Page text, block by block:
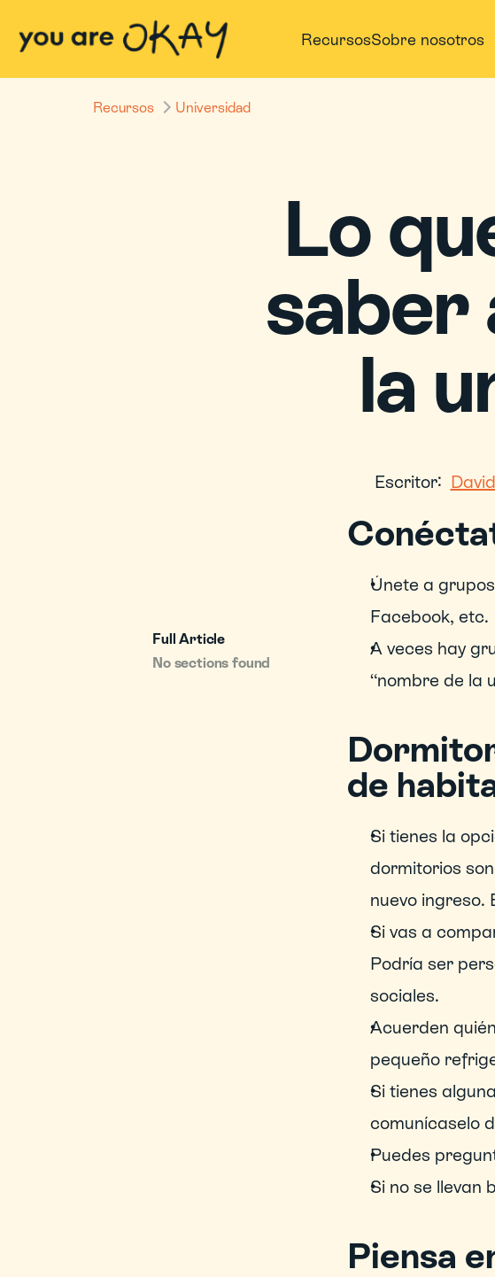
RecursosSobre nosotros
Recursos Universidad
Lo
saber
la
Escritor:
Full Article
No sections found
Únete a
Facebook, etc.
A veces hay
“nombre de la
de
Si tienes la
dormitorios
nuevo ingreso.
Si vas a
Podría ser
sociales.
Acuerden
pequeño
Si tienes
comunícaselo
Puedes
Si no se llevan
Piensa